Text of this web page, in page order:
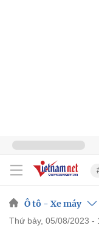
Ô tô - Xe máy
thứ bảy, 05/08/2023 -